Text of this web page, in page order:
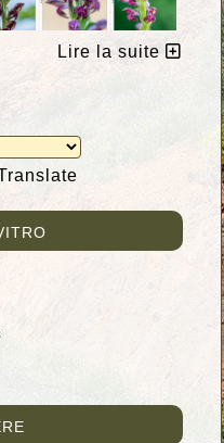
Lire la suite